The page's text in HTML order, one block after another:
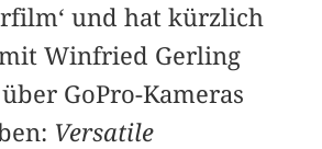
und hat kürzlich
Winfried Gerling
GoPro-Kameras
Versatile